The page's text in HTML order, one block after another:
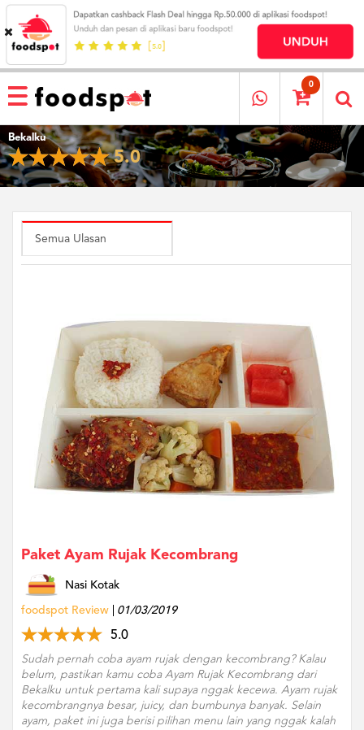
HOME
MENU
RESTAURANT
CARA
PESAN
OUR
KATA
MEREKA
KATALOG
CATERERS
TERMS
CONDITIONS
3494
LOGIN
DAFTAR
0
Bekalku
5.0
Semua Ulasan
Paket Ayam Rujak Kecombrang
Nasi Kotak
foodspot Review 01/03/2019
5.0
Sudah pernah coba ayam rujak dengan kecombrang? Kalau
belum, pastikan kamu coba Ayam Rujak Kecombrang dari
Bekalku untuk pertama kali supaya nggak kecewa. Ayam rujak
kecombrangnya besar, juicy, dan bumbunya banyak. Selain
ayam, paket ini juga berisi pilihan menu lain yang nggak kalah